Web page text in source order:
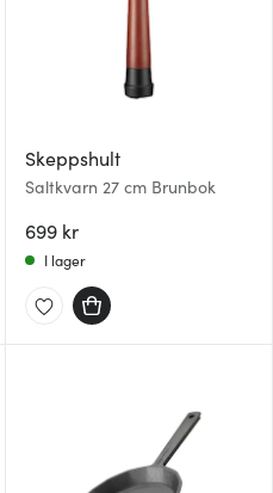
Skeppshult
Saltkvarn 27 cm Brunbok
699 kr
I lager